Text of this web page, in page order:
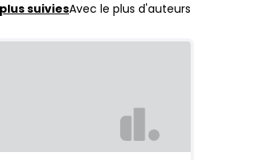
suiviesAvec le plus d'auteurs